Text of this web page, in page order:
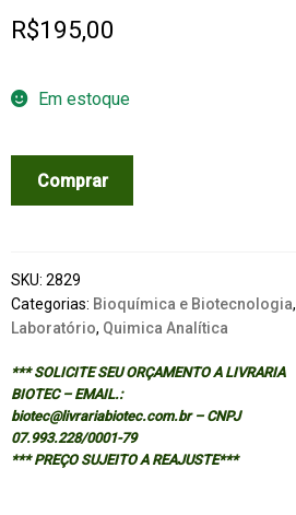
R$195,00
Em estoque
3/ED
quantidade
Comprar
SKU: 2829
Categorias: Bioquímica e Biotecnologia,
Laboratório, Quimica Analítica
*** SOLICITE SEU ORÇAMENTO A LIVRARIA
BIOTEC – EMAIL.:
biotec@livrariabiotec.com.br – CNPJ
07.993.228/0001-79
*** PREÇO SUJEITO A REAJUSTE***